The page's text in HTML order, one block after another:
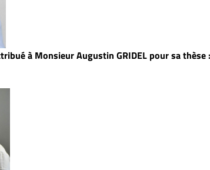
à Monsieur Augustin GRIDEL pour sa thèse :